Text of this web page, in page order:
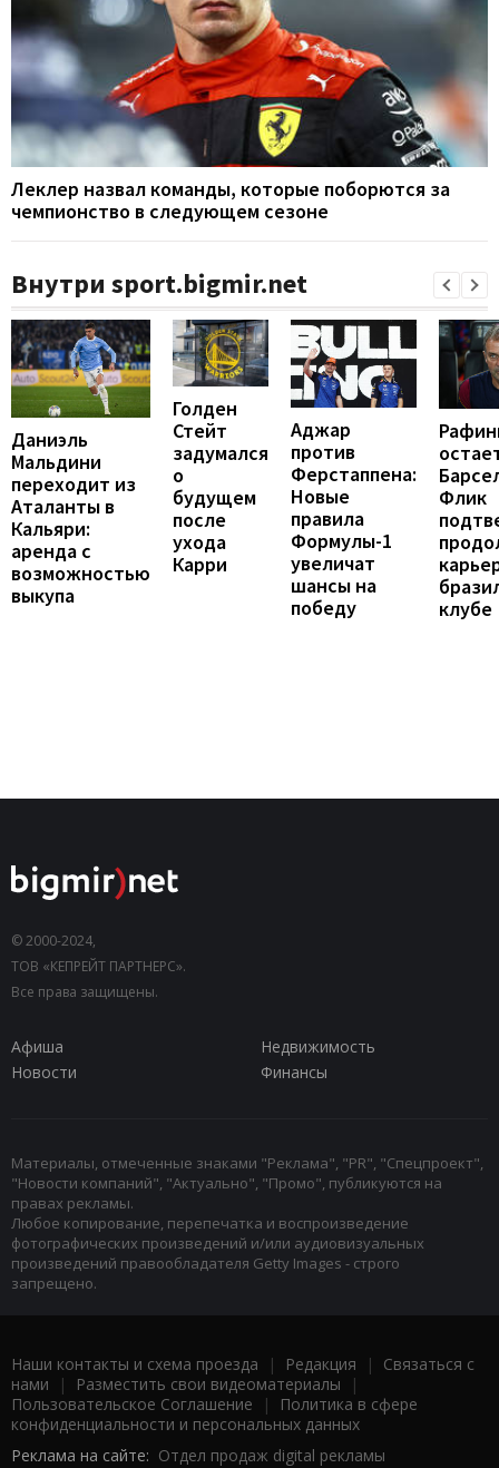
Леклер назвал команды, которые поборются за
чемпионство в следующем сезоне
Внутри sport.bigmir.net
Даниэль
Мальдини
переходит из
Аталанты в
Кальяри:
аренда с
возможностью
выкупа
Голден
Стейт
задумался
о
будущем
после
ухода
Карри
Аджар
против
Ферстаппена:
Новые
правила
Формулы-1
увеличат
шансы на
победу
Флик
клубе
© 2000-2024,
ТОВ «КЕПРЕЙТ ПАРТНЕРС».
Все права защищены.
Афиша
Недвижимость
Новости
Финансы
Материалы, отмеченные знаками "Реклама", "PR", "Спецпроект",
"Новости компаний", "Актуально", "Промо", публикуются на
правах рекламы.
Любое копирование, перепечатка и воспроизведение
фотографических произведений и/или аудиовизуальных
произведений правообладателя Getty Images - строго
запрещено.
Наши контакты и схема проезда | Редакция | Связаться с
нами | Разместить свои видеоматериалы |
Пользовательское Соглашение |
Политика в сфере
конфиденциальности и персональных данных
Реклама на сайте: Отдел продаж digital рекламы